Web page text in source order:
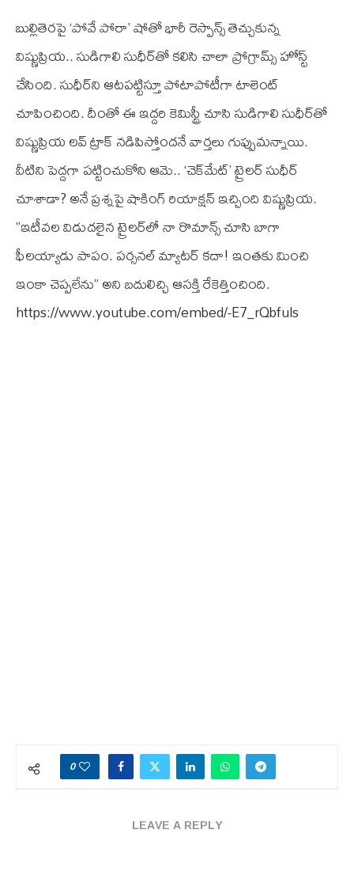
బుల్లితెరపై ‘పోవే పోరా’ షోతో భారీ రెస్పాన్స్ తెచ్చుకున్న
విష్ణుప్రియ.. సుడిగాలి సుధీర్‌తో కలిసి చాలా ప్రోగ్రామ్స్ హోస్ట్
చేసింది. సుధీర్‌ని ఆటపట్టిస్తూ పోటాపోటీగా టాలెంట్
చూపించింది. దీంతో ఈ ఇద్దరి కెమిస్ట్రీ చూసి సుడిగాలి సుధీర్‌తో
విష్ణుప్రియ లవ్ ట్రాక్ నడిపిస్తోందనే వార్తలు గుప్పుమన్నాయి.
వీటిని పెద్దగా పట్టించుకోని ఆమె.. ‘చెక్‌మేట్’ ట్రైలర్ సుధీర్
చూశాడా? అనే ప్రశ్నపై షాకింగ్ రియాక్షన్ ఇచ్చింది విష్ణుప్రియ.
”ఇటీవల విడుదలైన ట్రైలర్‌లో నా రొమాన్స్ చూసి బాగా
ఫీలయ్యాడు పాపం. పర్సనల్ మ్యాటర్ కదా! ఇంతకు మించి
ఇంకా చెప్పలేను” అని బదులిచ్చి ఆసక్తి రేకెత్తించింది.
https://www.youtube.com/embed/-E7_rQbfuls
0
LEAVE A REPLY